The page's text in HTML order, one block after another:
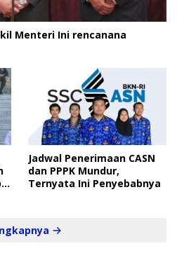
Menteri Ini rencanana
Jadwal Penerimaan CASN
dan PPPK Mundur,
Ternyata Ini Penyebabnya